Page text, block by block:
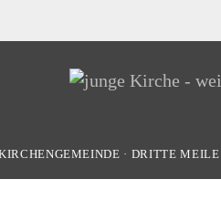
· DRITTE MEILE